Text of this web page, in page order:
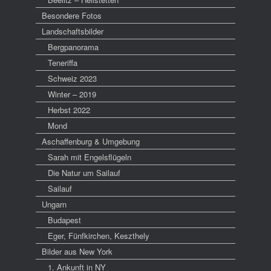
Besondere Fotos
Landschaftsbilder
Bergpanorama
Teneriffa
Schweiz 2023
Winter – 2019
Herbst 2022
Mond
Aschaffenburg & Umgebung
Sarah mit Engelsflügeln
Die Natur um Sailauf
Sailauf
Ungarn
Budapest
Eger, Fünfkirchen, Keszthely
Bilder aus New York
1. Ankunft in NY